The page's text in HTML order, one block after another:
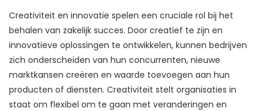
Creativiteit en innovatie spelen een cruciale rol bij het
behalen van zakelijk succes. Door creatief te zijn en
innovatieve oplossingen te ontwikkelen, kunnen bedrijven
zich onderscheiden van hun concurrenten, nieuwe
marktkansen creëren en waarde toevoegen aan hun
producten of diensten. Creativiteit stelt organisaties in
staat om flexibel om te gaan met veranderingen en